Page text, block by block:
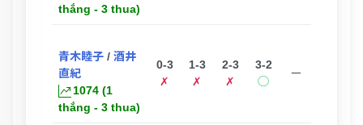
thắng - 3 thua)
青木睦子 / 酒井
直紀
1074 (1
thắng - 3 thua)
0-3
✗
1-3
✗
2-3
✗
3-2
◯
ー